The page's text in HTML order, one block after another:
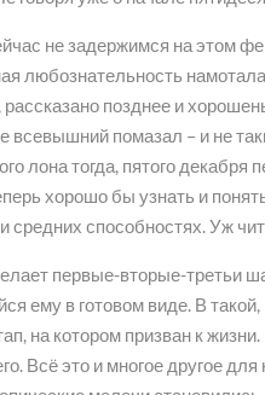
не задержимся на этом
любознательность
рассказано позднее и
всевышний помазал – и не
лона тогда, пятого
хорошо бы узнать и
средних способностях. Уж
первые-вторые-третьи
ему в готовом виде. В
на котором призван к
Всё это и многое другое